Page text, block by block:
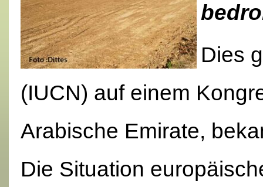
Dies
(IUCN) auf einem
Arabische Emirate,
Die Situation